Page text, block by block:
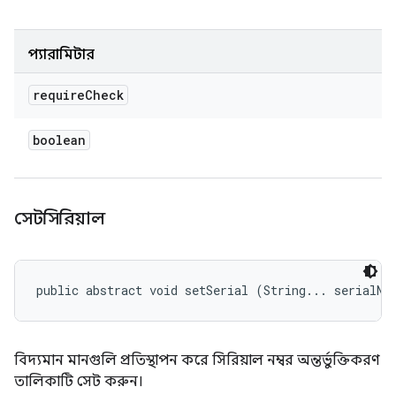
প্যারামিটার
requireCheck
boolean
সেটসিরিয়াল
public abstract void setSerial (String...
বিদ্যমান মানগুলি প্রতিস্থাপন করে সিরিয়াল নম্বর অন্তর্ভুক্তিকরণ
তালিকাটি সেট করুন।